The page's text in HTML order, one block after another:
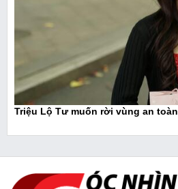
Triệu Lộ Tư muốn rời vùng an toàn